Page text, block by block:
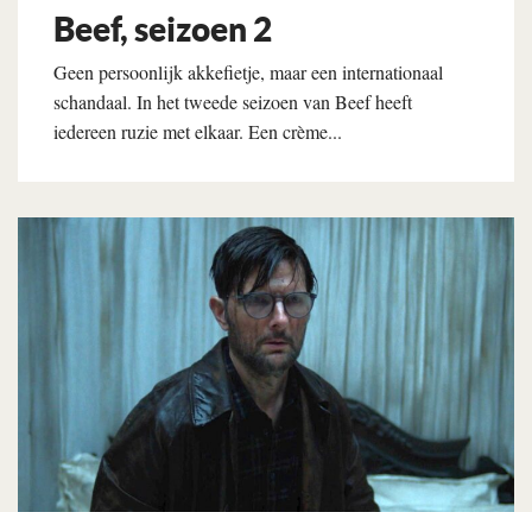
Beef, seizoen 2
Geen persoonlijk akkefietje, maar een internationaal
schandaal. In het tweede seizoen van Beef heeft
iedereen ruzie met elkaar. Een crème...
Lees verder